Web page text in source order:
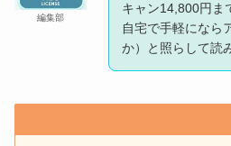
編集部
キャン14,800円ま
自宅で手軽になら
か）と照らして読